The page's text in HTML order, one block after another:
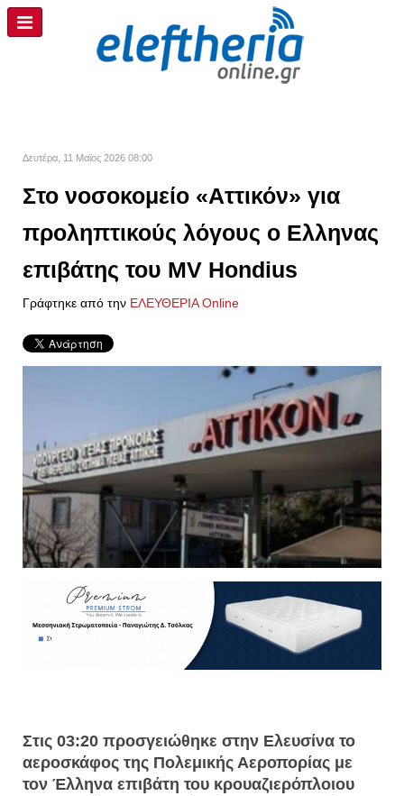
Δευτέρα, 11 Μαϊος 2026 08:00
Στο νοσοκομείο «Αττικόν» για
προληπτικούς λόγους ο Ελληνας
επιβάτης του MV Hondius
Γράφτηκε από την ΕΛΕΥΘΕΡΙΑ Online
Στις 03:20 προσγειώθηκε στην Ελευσίνα το
αεροσκάφος της Πολεμικής Αεροπορίας με
τον Έλληνα επιβάτη του κρουαζιερόπλοιου